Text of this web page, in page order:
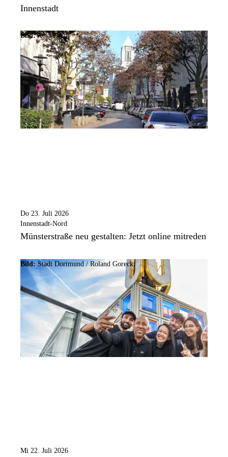
Innenstadt
Bild: Anja Cord
Do 23. Juli 2026
Innenstadt-Nord
Münsterstraße neu gestalten: Jetzt online mitreden
Bild: Stadt Dortmund / Roland Gorecki
Mi 22. Juli 2026